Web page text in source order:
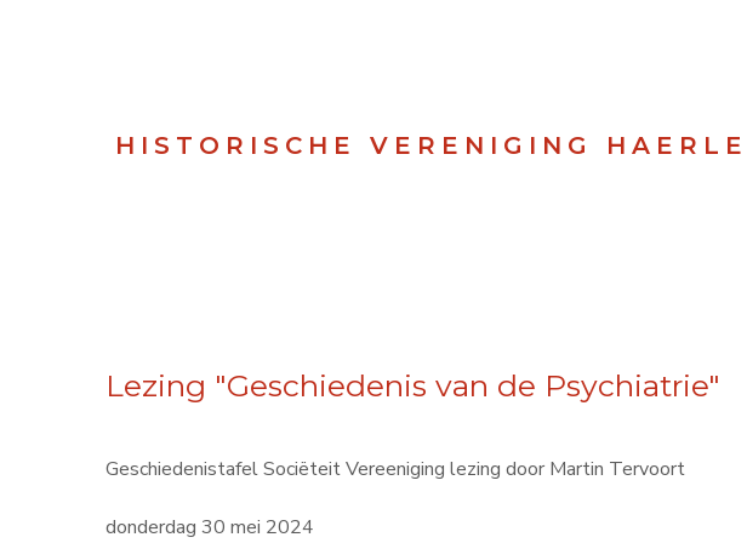
HISTORISCHE VERENIGING
Lezing "Geschiedenis van de Psychiatrie"
Geschiedenistafel Sociëteit Vereeniging lezing door Martin Tervoort
donderdag 30 mei 2024